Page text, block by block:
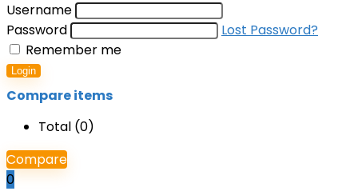
Username
Password
Lost Password?
Remember me
Login
Compare items
Total (0)
Compare
0